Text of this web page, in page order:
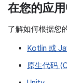
在您的应
了解如何根据您
Kotlin 或
原生代码